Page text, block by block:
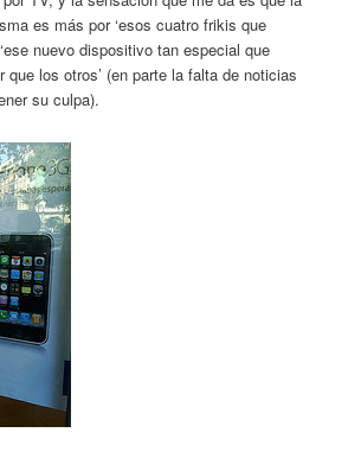
es más por ‘esos cuatro frikis que
nuevo dispositivo tan especial que
que los otros’ (en parte la falta de noticias
su culpa).